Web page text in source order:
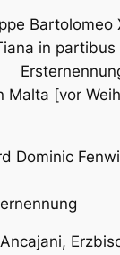
Bartolomeo
Tiana in
Malta [vor
Dominic